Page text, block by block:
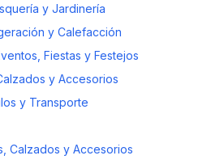
y Jardinería
y Calefacción
Fiestas y Festejos
y Accesorios
y Transporte
Calzados y Accesorios